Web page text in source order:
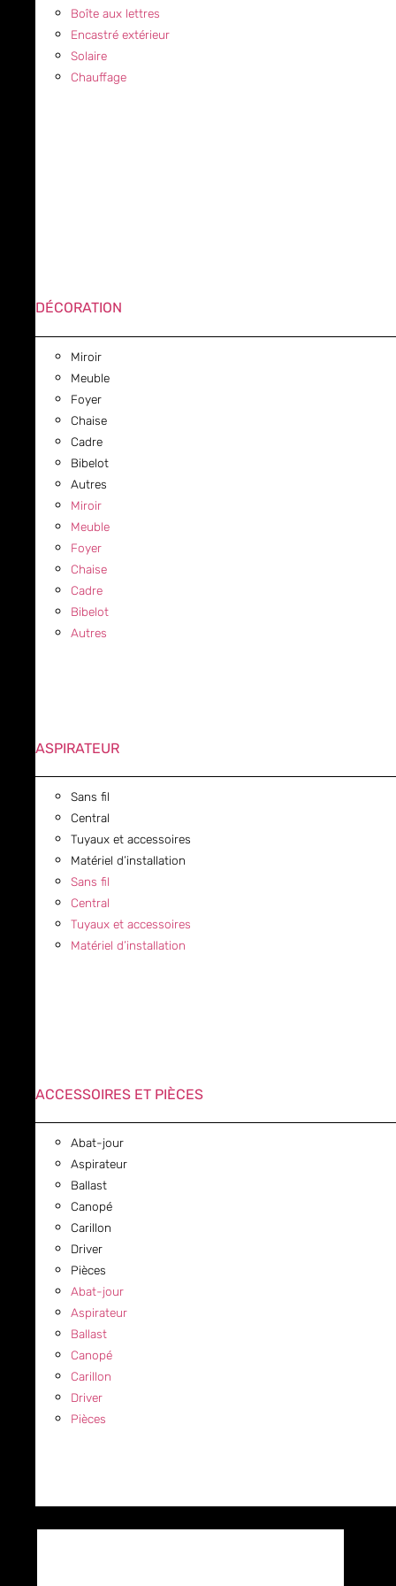
Boîte aux lettres
Encastré extérieur
Solaire
Chauffage
DÉCORATION
Miroir
Meuble
Foyer
Chaise
Cadre
Bibelot
Autres
Miroir
Meuble
Foyer
Chaise
Cadre
Bibelot
Autres
ASPIRATEUR
Sans fil
Central
Tuyaux et accessoires
Matériel d’installation
Sans fil
Central
Tuyaux et accessoires
Matériel d’installation
ACCESSOIRES ET PIÈCES
Abat-jour
Aspirateur
Ballast
Canopé
Carillon
Driver
Pièces
Abat-jour
Aspirateur
Ballast
Canopé
Carillon
Driver
Pièces